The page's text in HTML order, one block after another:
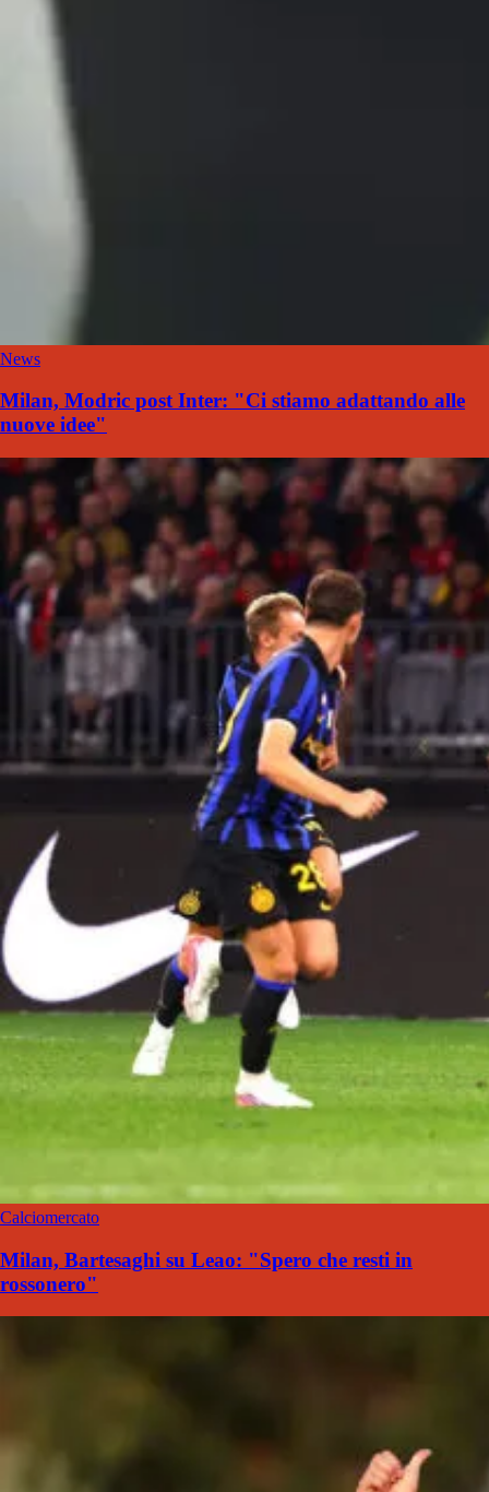
News
Milan, Modric post Inter: "Ci stiamo adattando alle
nuove idee"
Calciomercato
Milan, Bartesaghi su Leao: "Spero che resti in
rossonero"